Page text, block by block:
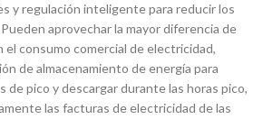
y regulación inteligente para reducir los
aprovechar la mayor diferencia de
el consumo comercial de electricidad,
de almacenamiento de energía para
de pico y descargar durante las horas pico,
las facturas de electricidad de las